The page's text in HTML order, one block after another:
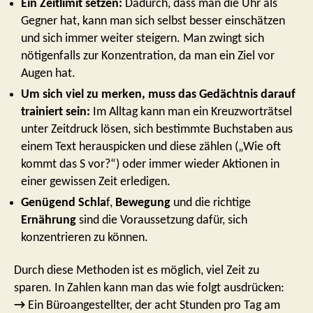
Ein Zeitlimit setzen: Dadurch, dass man die Uhr als
Gegner hat, kann man sich selbst besser einschätzen
und sich immer weiter steigern. Man zwingt sich
nötigenfalls zur Konzentration, da man ein Ziel vor
Augen hat.
Um sich viel zu merken, muss das Gedächtnis darauf
trainiert sein: Im Alltag kann man ein Kreuzworträtsel
unter Zeitdruck lösen, sich bestimmte Buchstaben aus
einem Text herauspicken und diese zählen („Wie oft
kommt das S vor?“) oder immer wieder Aktionen in
einer gewissen Zeit erledigen.
Genügend Schlaf, Bewegung und die richtige
Ernährung sind die Voraussetzung dafür, sich
konzentrieren zu können.
Durch diese Methoden ist es möglich, viel Zeit zu
sparen. In Zahlen kann man das wie folgt ausdrücken:
→ Ein Büroangestellter, der acht Stunden pro Tag am